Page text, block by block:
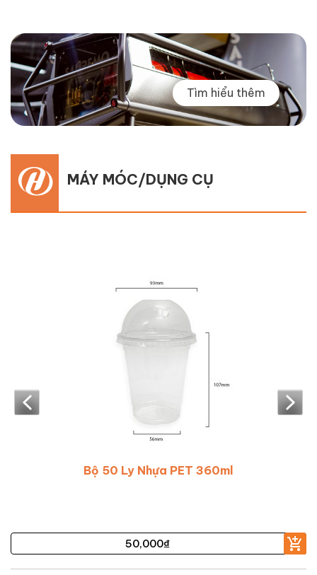
Tìm hiểu thêm
MÁY MÓC/DỤNG CỤ
Bộ 50 Ly Nhựa PET 360ml
50,000₫